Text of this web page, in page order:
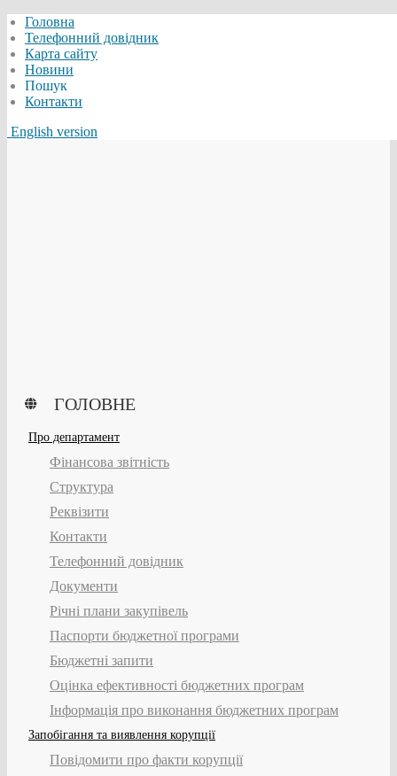
Головна
Телефонний довідник
Карта сайту
Новини
Пошук
Контакти
English version
ГОЛОВНЕ
Про департамент
Фінансова звітність
Структура
Реквізити
Контакти
Телефонний довідник
Документи
Річні плани закупівель
Паспорти бюджетної програми
Бюджетні запити
Оцінка ефективності бюджетних програм
Інформація про виконання бюджетних програм
Запобігання та виявлення корупції
Повідомити про факти корупції